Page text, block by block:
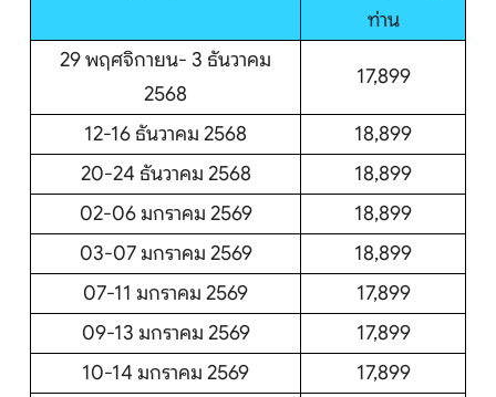
ท่าน
29 พฤศจิกายน- 3 ธันวาคม
2568
17,899
12-16 ธันวาคม 2568
18,899
20-24 ธันวาคม 2568
18,899
02-06 มกราคม 2569
18,899
03-07 มกราคม 2569
18,899
07-11 มกราคม 2569
17,899
09-13 มกราคม 2569
17,899
10-14 มกราคม 2569
17,899